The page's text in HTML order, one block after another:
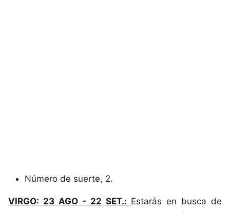
Número de suerte, 2.
VIRGO: 23 AGO - 22 SET.: Estarás en busca de